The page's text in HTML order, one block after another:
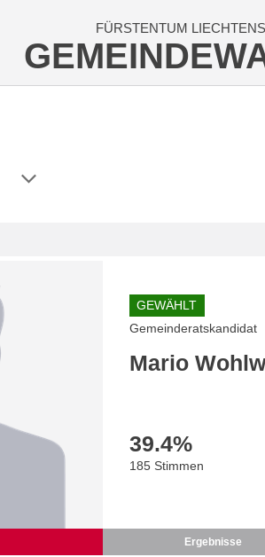
FÜRSTENTUM
GEWÄHLT
Gemeinderatskandidat
Mario
39.4%
185 Stimmen
Ergebnisse